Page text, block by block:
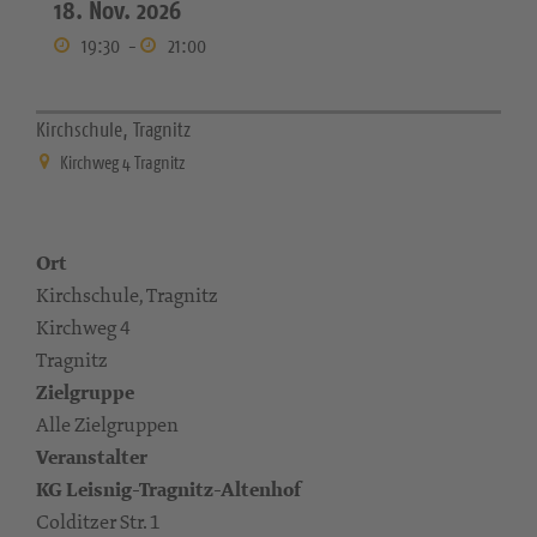
18. Nov. 2026
19:30 - 21:00
Kirchschule, Tragnitz
Kirchweg 4 Tragnitz
Ort
Kirchschule, Tragnitz
Kirchweg 4
Tragnitz
Zielgruppe
Alle Zielgruppen
Veranstalter
KG Leisnig-Tragnitz-Altenhof
Colditzer Str. 1